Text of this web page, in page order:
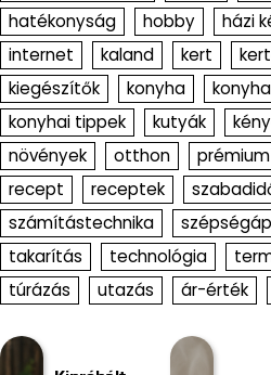
hatékonyság
hobby házi
internet
kaland kert
kiegészítők
konyha
konyhai tippek
kutyák
növények
otthon prémium
recept
receptek
számítástechnika
takarítás
technológia
túrázás
utazás ár-érték